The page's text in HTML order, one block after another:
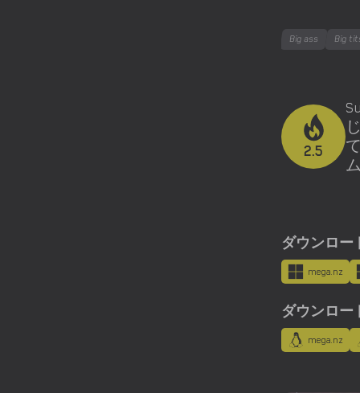
Big ass Big
2.5
ダウンロー
mega.nz
ダウンロー
mega.nz